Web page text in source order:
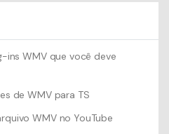
ins WMV que você deve
de WMV para TS
WMV no YouTube